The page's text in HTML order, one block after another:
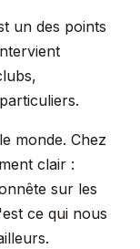
un des points
monde. Chez
clair :
sur les
ce qui nous